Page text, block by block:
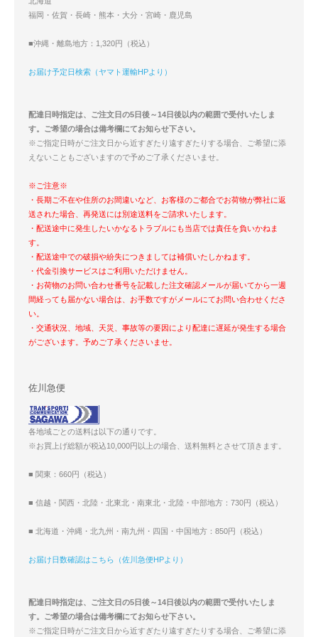
福岡・佐賀・長崎・熊本・大分・宮崎・鹿児島
■沖縄・離島地方：1,320円（税込）
お届け予定日検索（ヤマト運輸HPより）
配達日時指定は、ご注文日の5日後～14日後以内の範囲で受付いたしま
す。ご希望の場合は備考欄にてお知らせ下さい。
※ご指定日時がご注文日から近すぎたり遠すぎたりする場合、ご希望に添
えないこともございますので予めご了承くださいませ。
※ご注意※
・長期ご不在や住所のお間違いなど、お客様のご都合でお荷物が弊社に返
送された場合、再発送には別途送料をご請求いたします。
・配送途中に発生したいかなるトラブルにも当店では責任を負いかねま
す。
・配送途中での破損や紛失につきましては補償いたしかねます。
・代金引換サービスはご利用いただけません。
・お荷物のお問い合わせ番号を記載した注文確認メールが届いてから一週
間経っても届かない場合は、お手数ですがメールにてお問い合わせくださ
い。
・交通状況、地域、天災、事故等の要因により配達に遅延が発生する場合
がございます。予めご了承くださいませ。
佐川急便
各地域ごとの送料は以下の通りです。
※お買上げ総額が税込10,000円以上の場合、送料無料とさせて頂きます。
■ 関東：660円（税込）
■ 信越・関西・北陸・北東北・南東北・北陸・中部地方：730円（税込）
■ 北海道・沖縄・北九州・南九州・四国・中国地方：850円（税込）
お届け日数確認はこちら（佐川急便HPより）
配達日時指定は、ご注文日の5日後～14日後以内の範囲で受付いたしま
す。ご希望の場合は備考欄にてお知らせ下さい。
※ご指定日時がご注文日から近すぎたり遠すぎたりする場合、ご希望に添